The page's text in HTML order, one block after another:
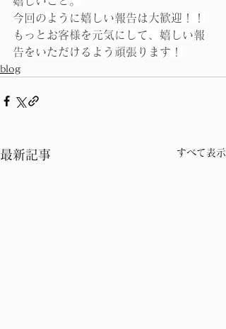
今回のように嬉しい報告は大歓迎！！
もっとお客様を元気にして、嬉しい報
告をいただけるよう頑張ります！
blog
最新記事 すべて表示